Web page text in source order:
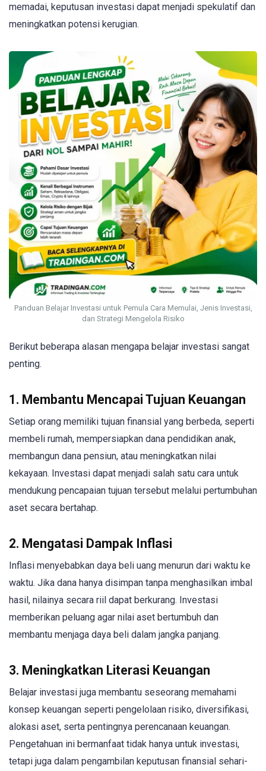
memadai, keputusan investasi dapat menjadi spekulatif dan
meningkatkan potensi kerugian.
Panduan Belajar Investasi untuk Pemula Cara Memulai, Jenis Investasi,
dan Strategi Mengelola Risiko
Berikut beberapa alasan mengapa belajar investasi sangat
penting.
1. Membantu Mencapai Tujuan Keuangan
Setiap orang memiliki tujuan finansial yang berbeda, seperti
membeli rumah, mempersiapkan dana pendidikan anak,
membangun dana pensiun, atau meningkatkan nilai
kekayaan. Investasi dapat menjadi salah satu cara untuk
mendukung pencapaian tujuan tersebut melalui pertumbuhan
aset secara bertahap.
2. Mengatasi Dampak Inflasi
Inflasi menyebabkan daya beli uang menurun dari waktu ke
waktu. Jika dana hanya disimpan tanpa menghasilkan imbal
hasil, nilainya secara riil dapat berkurang. Investasi
memberikan peluang agar nilai aset bertumbuh dan
membantu menjaga daya beli dalam jangka panjang.
3. Meningkatkan Literasi Keuangan
Belajar investasi juga membantu seseorang memahami
konsep keuangan seperti pengelolaan risiko, diversifikasi,
alokasi aset, serta pentingnya perencanaan keuangan.
Pengetahuan ini bermanfaat tidak hanya untuk investasi,
tetapi juga dalam pengambilan keputusan finansial sehari-